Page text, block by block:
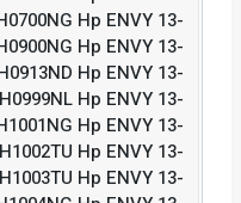
Hp ENVY 13-
Hp ENVY 13-
Hp ENVY 13-
Hp ENVY 13-
Hp ENVY 13-
Hp ENVY 13-
Hp ENVY 13-